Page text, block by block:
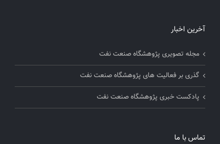
آخرین اخبار
مجله تصویری پژوهشگاه صنعت نفت
گذری بر فعالیت های پژوهشگاه صنعت نفت
پادکست خبری پژوهشگاه صنعت نفت
تماس با ما